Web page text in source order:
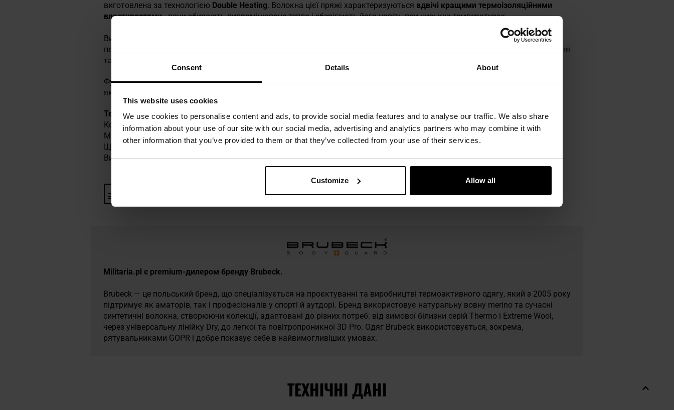
Consent Details About
This website uses cookies
We use cookies to personalise content and ads, to provide social media features and to analyse our traffic. We also share
information about your use of our site with our social media, advertising and analytics partners who may combine it with
other information that you’ve provided to them or that they’ve collected from your use of their services.
Customize Allow all
виготовлена за технологією Double Heating. Волокна цієї пряжі характеризуються вдвічі кращими термоізоляційними
властивостями- вони збирають випромінюване тепло і зберігають його навіть при низьких температурах.
Використані матеріали відповідають за ефективну вентиляцію та ефективно захищають тіло від перегріву чи
переохолодження.
покращують комфорт при носінні, мінімізують ризик натирання
та гарантують дуже гарне припасування до фігури користувача.
Футболка оснащена припасованимкоміром, який ефективно захищає шию від холоду. Її можна носити як окремо, так і в
якості одного з шарів одягу, що забезпечує додаткове тепло.
Технічні характеристики
Колір: Black
Матеріал: 63% поліамід, 35% поліпропілен, 2% еластан
Щільність: 225 г/м2
Виробник:Brubeck, Польща
Інформація про виробника та техніку безпеки
Militaria.pl є premium-дилером бренду Brubeck.
Brubeck — це польський бренд, що спеціалізується на проєктуванні та виробництві термоактивного одягу, який з 2005 року
підтримує як аматорів, так і професіоналів у спорті й аутдорі. Бренд використовує натуральну вовну merino та сучасні
синтетичні волокна, створюючи колекції, адаптовані до різних потреб: від зимової білизни серій Thermo і Extreme Wool,
через універсальну лінійку Dry, до легкої та повітропроникної 3D Pro. Одяг Brubeck використовується, зокрема,
рятувальниками GOPR і добре показує себе в найвимогливіших умовах.
ТЕХНІЧНІ ДАНІ